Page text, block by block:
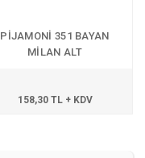
PİJAMONİ 351 BAYAN
MİLAN ALT
158,30 TL + KDV